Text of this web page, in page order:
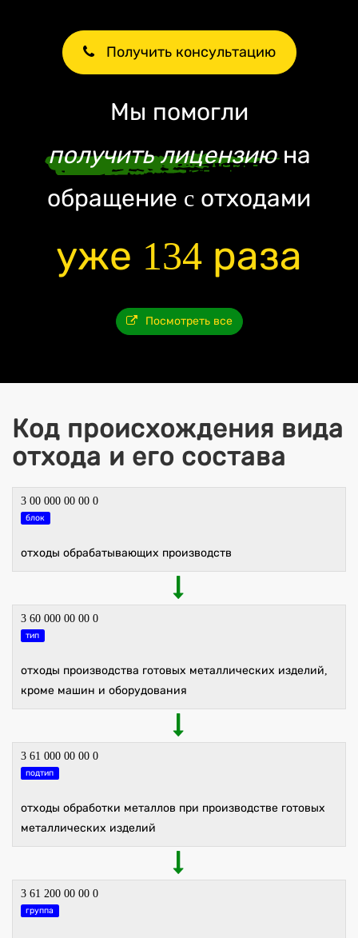
Получить консультацию
Мы помогли
получить лицензиюна
обращение c отходами
уже 134 раза
Посмотреть все
Код происхождения вида
отхода и его состава
3 00 000 00 00 0
блок
отходы обрабатывающих производств
3 60 000 00 00 0
тип
отходы производства готовых металлических изделий,
кроме машин и оборудования
3 61 000 00 00 0
подтип
отходы обработки металлов при производстве готовых
металлических изделий
3 61 200 00 00 0
группа